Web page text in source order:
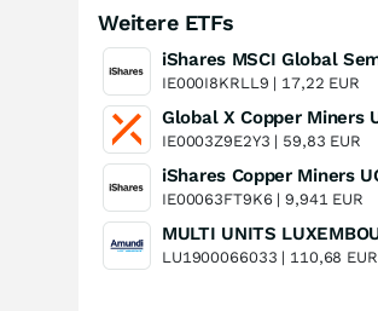
Weitere ETFs
IE000I8KRLL9 | 17,22 EUR
IE0003Z9E2Y3 | 59,83 EUR
IE00063FT9K6 |9,941 EUR
LU1900066033 | 110,68 EUR